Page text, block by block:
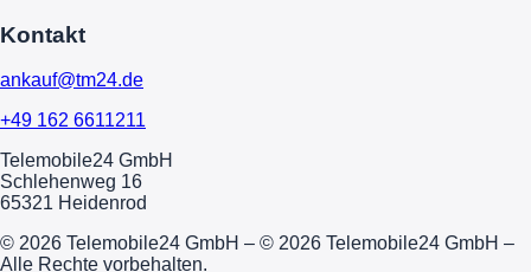
Kontakt
ankauf@tm24.de
+49 162 6611211
Telemobile24 GmbH
Schlehenweg 16
65321 Heidenrod
© 2026 Telemobile24 GmbH – © 2026 Telemobile24 GmbH –
Alle Rechte vorbehalten.